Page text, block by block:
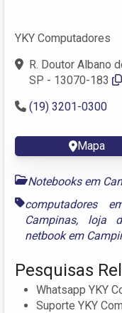
YKY Computadores
R. Doutor Albano
SP - 13070-183
(19) 3201-0300
Mapa
Notebooks em
computadores
Campinas, loja
netbook em
Pesquisas
Whatsapp YKY
Suporte YKY